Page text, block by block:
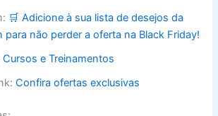
🛒 Adicione à sua lista de desejos da
para não perder a oferta na Black Friday!
Cursos e Treinamentos
Confira ofertas exclusivas